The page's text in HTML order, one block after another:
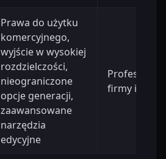
Prawa do użytku
komercyjnego,
wyjście w wysokiej
rozdzielczości,
nieograniczone
opcje generacji,
zaawansowane
narzędzia
edycyjne
firmy i